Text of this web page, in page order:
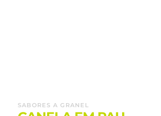
SABORES A GRANEL